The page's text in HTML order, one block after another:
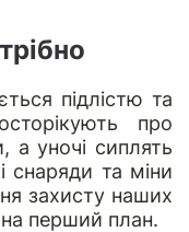
підлістю та
про
а уночі сиплять
снаряди та міни
захисту наших
на перший план.